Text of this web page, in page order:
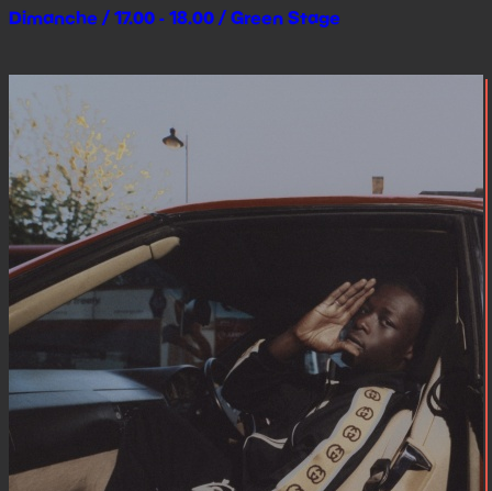
Dimanche / 17.00 - 18.00 / Green Stage